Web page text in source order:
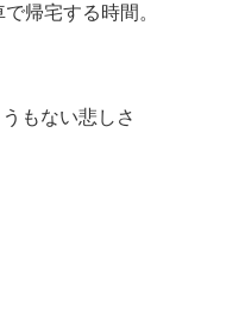
帰宅する時間。
もない悲しさ